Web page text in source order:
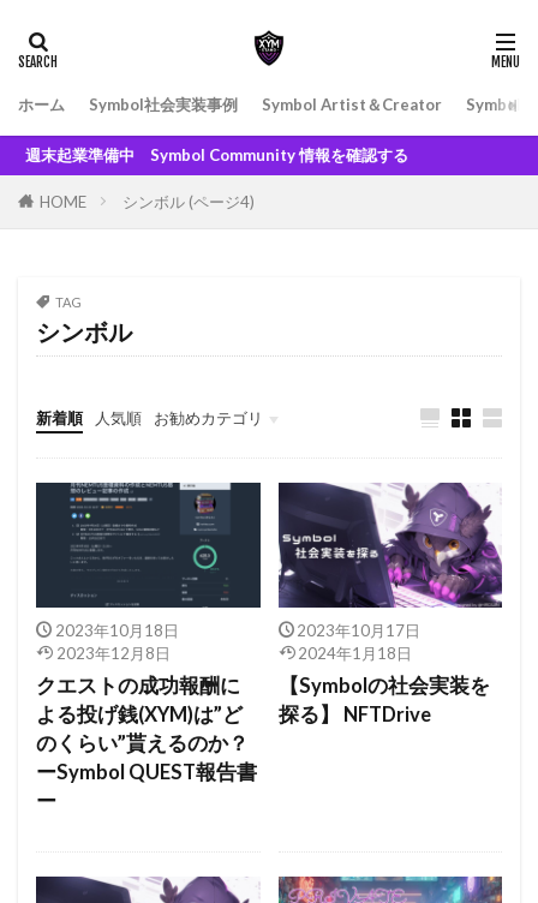
ホーム Symbol社会実装事例 Symbol Artist＆Creator Symbol(
末起業準備中 Symbol Community 情報を確認する
HOME シンボル (ページ4)
TAG
シンボル
新着順 人気順 お勧めカテゴリ
500XYM〜999XYM
1000XYM〜1999XYM
2023年10月18日
2023年12月8日
クエストの成功報酬に
よる投げ銭(XYM)は”ど
のくらい”貰えるのか？
ーSymbol QUEST報告書
ー
2023年10月17日
2024年1月18日
【Symbolの社会実装を
探る】 NFTDrive